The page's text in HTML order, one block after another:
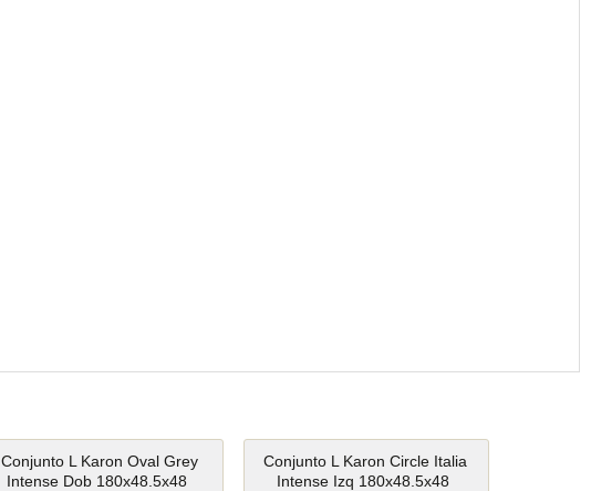
Conjunto L Karon Oval Grey
Intense Dob 180x48.5x48
Conjunto L Karon Circle Italia
Intense Izq 180x48.5x48